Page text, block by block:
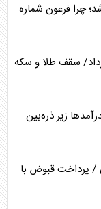
چرا فرعون شماره
طلا و سکه امروز چهارشنبه ۱۴ مرداد/ سقف طلا و سکه
زیر ذره‌بین
/ پرداخت قبوض با